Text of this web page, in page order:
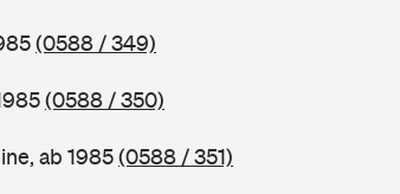
(0588 / 349)
(0588 / 350)
ab 1985(0588 / 351)